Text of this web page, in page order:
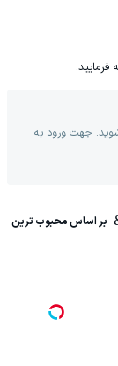
فرمایید.
جهت ورود به
بر اساس محبوب ترین